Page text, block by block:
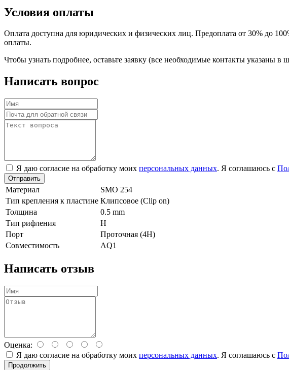
Условия оплаты
Оплата доступна для юридических и физических лиц. Предоплата от 30% до
оплаты.
Чтобы узнать подробнее, оставьте заявку (все необходимые контакты
Написать вопрос
Я даю согласие на обработку моих персональных данных. Я соглашаюсь с
Отправить
Материал
SMO 254
Тип крепления к пластине Клипсовое (Clip on)
Толщина
0.5 mm
Тип рифления
H
Порт
Проточная (4Н)
Совместимость
AQ1
Написать отзыв
Оценка:
Я даю согласие на обработку моих персональных данных. Я соглашаюсь с
Продолжить